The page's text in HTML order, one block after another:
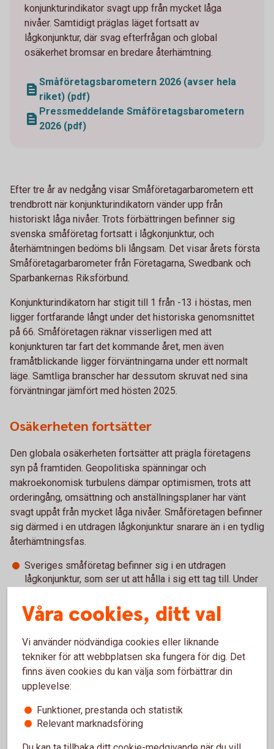
konjunkturindikator svagt upp från mycket låga
nivåer. Samtidigt präglas läget fortsatt av
lågkonjunktur, där svag efterfrågan och global
osäkerhet bromsar en bredare återhämtning.
Småföretagsbarometern 2026 (avser hela
riket) (pdf)
Pressmeddelande Småföretagsbarometern
2026 (pdf)
Efter tre år av nedgång visar Småföretagarbarometern ett
trendbrott när konjunkturindikatorn vänder upp från
historiskt låga nivåer. Trots förbättringen befinner sig
svenska småföretag fortsatt i lågkonjunktur, och
återhämtningen bedöms bli långsam. Det visar årets första
Småföretagarbarometer från Företagarna, Swedbank och
Sparbankernas Riksförbund.
Konjunkturindikatorn har stigit till 1 från -13 i höstas, men
ligger fortfarande långt under det historiska genomsnittet
på 66. Småföretagen räknar visserligen med att
konjunkturen tar fart det kommande året, men även
framåtblickande ligger förväntningarna under ett normalt
läge. Samtliga branscher har dessutom skruvat ned sina
förväntningar jämfört med hösten 2025.
Osäkerheten fortsätter
Den globala osäkerheten fortsätter att prägla företagens
syn på framtiden. Geopolitiska spänningar och
makroekonomisk turbulens dämpar optimismen, trots att
orderingång, omsättning och anställningsplaner har vänt
svagt uppåt från mycket låga nivåer. Småföretagen befinner
sig därmed i en utdragen lågkonjunktur snarare än i en tydlig
återhämtningsfas.
Sveriges småföretag befinner sig i en utdragen
lågkonjunktur, som ser ut att hålla i sig ett tag till. Under
varandra. Kriget i Mellanöstern ger kännbara
ekonomiska effekter och dämpar konjunkturoptimismen,
omsättningen och anställningsplanerna har vänt upp –
men vi befinner fortsatt på låga nivåer, säger Jörgen
Kennemar, företagsekonom på Swedbank.
Försiktig förbättring i lönsamheten
Våra cookies, ditt val
Vi använder nödvändiga cookies eller liknande
tekniker för att webbplatsen ska fungera för dig. Det
finns även cookies du kan välja som förbättrar din
upplevelse:
Funktioner, prestanda och statistik
Relevant marknadsföring